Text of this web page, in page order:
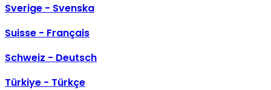
Sverige - Svenska
Suisse - Français
Schweiz - Deutsch
Türkiye - Türkçe